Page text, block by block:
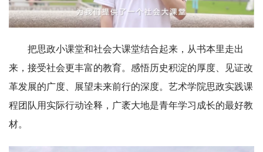
把思政小课堂和社会大课堂结合起来，从书本里走出
来，接受社会更丰富的教育。感悟历史积淀的厚度、见证改
革发展的广度、展望未来前行的深度。艺术学院思政实践课
程团队用实际行动诠释，广袤大地是青年学习成长的最好教
材。